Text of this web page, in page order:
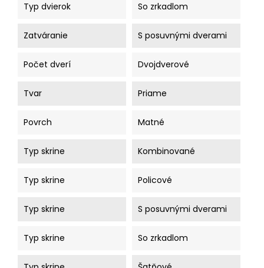
Typ dvierok So zrkadlom
Zatváranie S posuvnými dverami
Počet dverí Dvojdverové
Tvar Priame
Povrch Matné
Typ skrine Kombinované
Typ skrine Policové
Typ skrine S posuvnými dverami
Typ skrine So zrkadlom